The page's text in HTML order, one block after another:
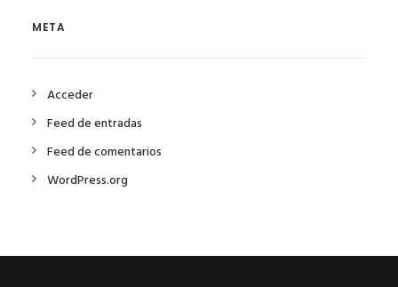
META
Acceder
Feed de entradas
Feed de comentarios
WordPress.org